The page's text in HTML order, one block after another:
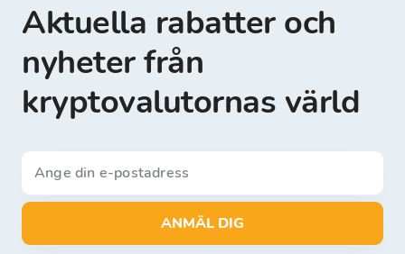
Aktuella rabatter och
nyheter från
kryptovalutornas värld
ANMÄL DIG